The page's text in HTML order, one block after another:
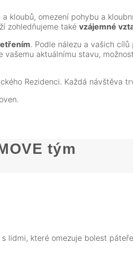
kloubů, omezení pohybu a
zohledňujeme také vzájemné
. Podle nálezu a vašich
vašemu aktuálnímu stavu,
Rezidenci. Každá návštěva
tým
lidmi, které omezuje bolest